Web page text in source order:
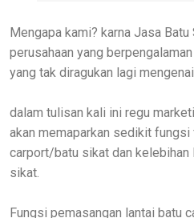
Mengapa kami? karna Jasa Batu
perusahaan yang
yang tak diragukan lagi
dalam tulisan kali ini regu
akan memaparkan sedikit
carport/batu sikat dan kelebihan
sikat.
Fungsi pemasangan lantai batu